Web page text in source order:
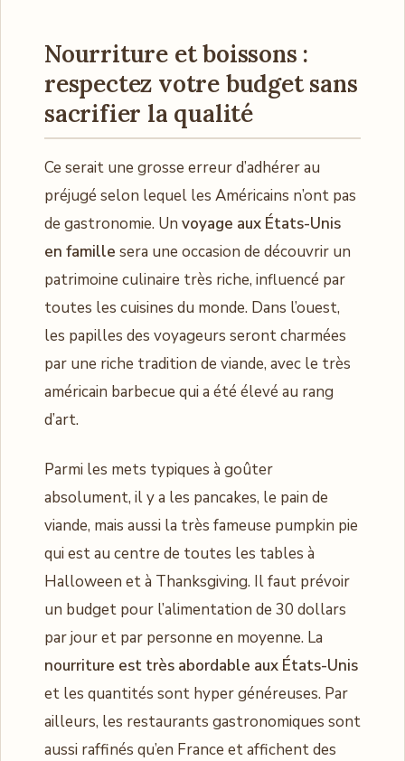
Nourriture et boissons :
respectez votre budget sans
sacrifier la qualité
Ce serait une grosse erreur d’adhérer au
préjugé selon lequel les Américains n’ont pas
de gastronomie. Un voyage aux États-Unis
en famille sera une occasion de découvrir un
patrimoine culinaire très riche, influencé par
toutes les cuisines du monde. Dans l’ouest,
les papilles des voyageurs seront charmées
par une riche tradition de viande, avec le très
américain barbecue qui a été élevé au rang
d’art.
Parmi les mets typiques à goûter
absolument, il y a les pancakes, le pain de
viande, mais aussi la très fameuse pumpkin pie
qui est au centre de toutes les tables à
Halloween et à Thanksgiving. Il faut prévoir
un budget pour l’alimentation de 30 dollars
par jour et par personne en moyenne. La
nourriture est très abordable aux États-Unis
et les quantités sont hyper généreuses. Par
ailleurs, les restaurants gastronomiques sont
aussi raffinés qu’en France et affichent des